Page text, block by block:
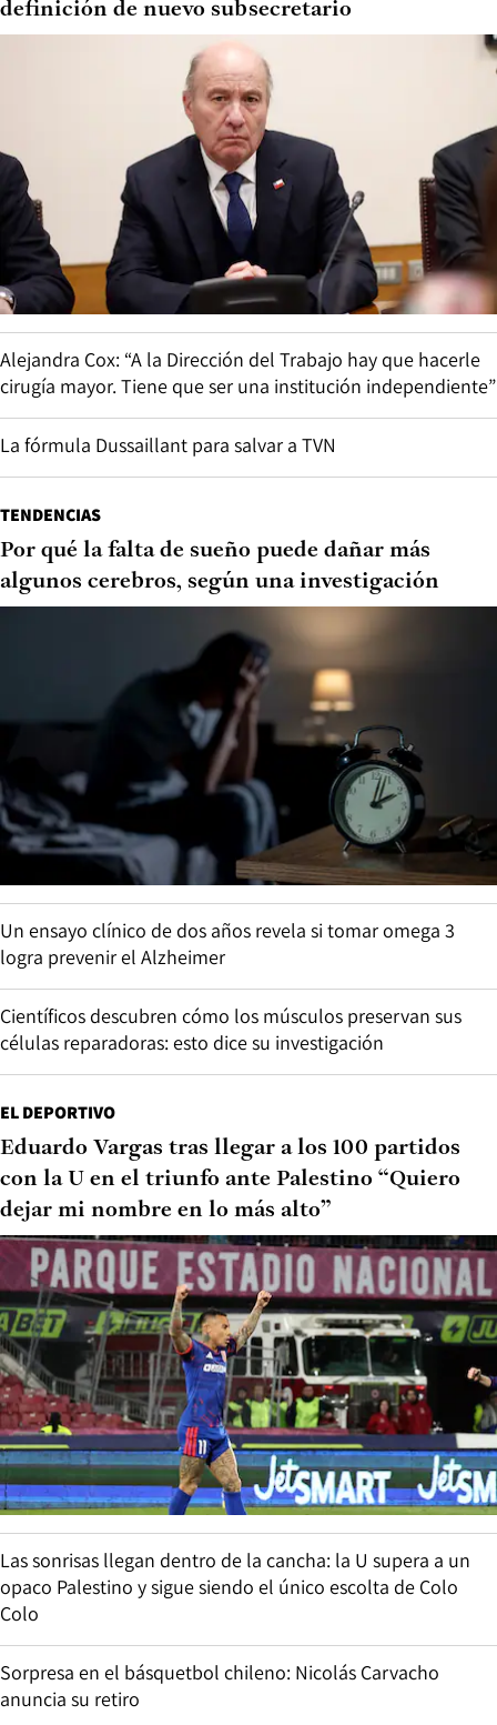
definición de nuevo subsecretario
Alejandra Cox: “A la Dirección del Trabajo hay que hacerle
cirugía mayor. Tiene que ser una institución independiente”
La fórmula Dussaillant para salvar a TVN
TENDENCIAS
Por qué la falta de sueño puede dañar más
algunos cerebros, según una investigación
Un ensayo clínico de dos años revela si tomar omega 3
logra prevenir el Alzheimer
Científicos descubren cómo los músculos preservan sus
células reparadoras: esto dice su investigación
EL DEPORTIVO
Eduardo Vargas tras llegar a los 100 partidos
con la U en el triunfo ante Palestino “Quiero
dejar mi nombre en lo más alto”
Las sonrisas llegan dentro de la cancha: la U supera a un
opaco Palestino y sigue siendo el único escolta de Colo
Colo
Sorpresa en el básquetbol chileno: Nicolás Carvacho
anuncia su retiro